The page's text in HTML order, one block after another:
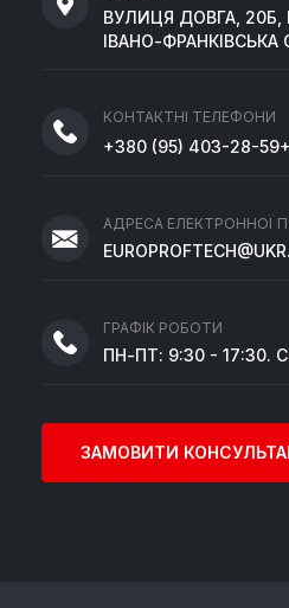
ВУЛИЦЯ ДОВГА, 20Б,
ІВАНО-ФРАНКІВСЬКА
КОНТАКТНІ ТЕЛЕФОНИ
+380 (95) 403-28-59
АДРЕСА ЕЛЕКТРОННОЇ
ГРАФІК РОБОТИ
ПН-ПТ: 9:30 - 17:30.
ЗАМОВИТИ